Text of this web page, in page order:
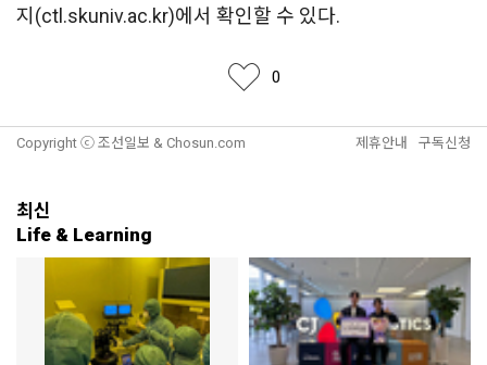
지(ctl.skuniv.ac.kr)에서 확인할 수 있다.
좋아요 0
Copyright ⓒ 조선일보 & Chosun.com 제휴안내 구독신청
최신
Life & Learning